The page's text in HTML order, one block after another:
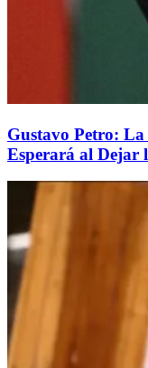
Gustavo Petro:
Esperará al Dejar